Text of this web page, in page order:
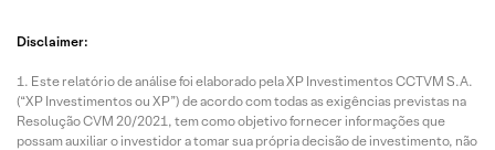
Disclaimer:
Este relatório de análise foi elaborado pela XP Investimentos CCTVM S.A.
(“XP Investimentos ou XP”) de acordo com todas as exigências previstas na
Resolução CVM 20/2021, tem como objetivo fornecer informações que
possam auxiliar o investidor a tomar sua própria decisão de investimento, não